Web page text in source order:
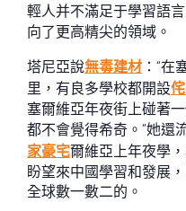
輕人并不滿足于學習語
向了更高精尖的領域。
塔尼亞說無毒建材 ：“
里，有良多學校都開設
塞爾維亞年夜街上碰著
都不會覺得希奇。”她還
家豪宅爾維亞上年夜學
盼望來中國學習和發展
全球數一數二的。